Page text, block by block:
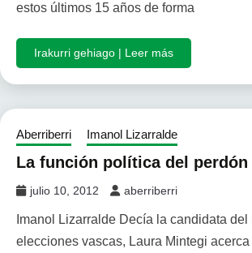
estos últimos 15 años de forma
Irakurri gehiago | Leer más
Aberriberri Imanol Lizarralde
La función política del perdón
julio 10, 2012 aberriberri
Imanol Lizarralde Decía la candidata
elecciones vascas, Laura Mintegi